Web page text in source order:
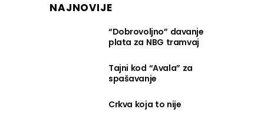
NAJNOVIJE
“Dobrovoljno” davanje
plata za NBG tramvaj
Tajni kod “Avala” za
spašavanje
Crkva koja to nije